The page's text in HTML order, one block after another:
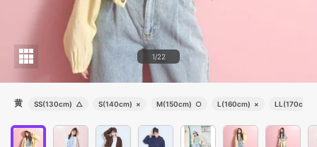
1/22
黄 SS(130cm) △ S(140cm) × M(150cm) ○ L(160cm) × LL(170cm)